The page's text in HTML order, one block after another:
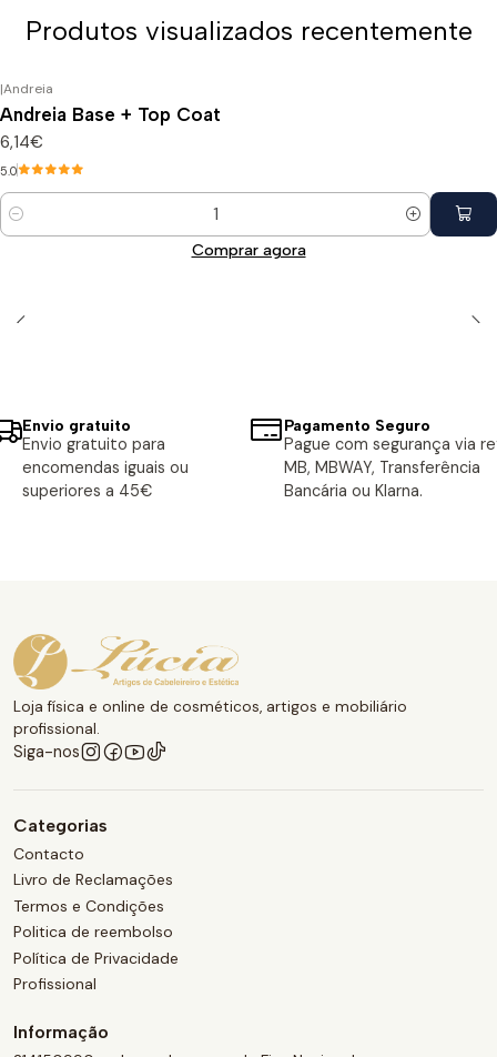
Produtos visualizados recentemente
|Andreia
Andreia Base + Top Coat
6,14€
5.0
Quantidade
Comprar agora
Envio gratuito
Envio gratuito para
encomendas iguais ou
superiores a 45€
Pagamento Seguro
Pague com segurança via
MB, MBWAY, Transferência
Bancária ou Klarna.
Loja física e online de cosméticos, artigos e mobiliário
profissional.
Siga-nos
Categorias
Contacto
Livro de Reclamações
Termos e Condições
Politica de reembolso
Política de Privacidade
Profissional
Informação